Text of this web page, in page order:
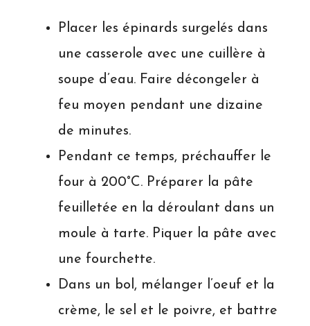
Placer les épinards surgelés dans
une casserole avec une cuillère à
soupe d’eau. Faire décongeler à
feu moyen pendant une dizaine
de minutes.
Pendant ce temps, préchauffer le
four à 200°C. Préparer la pâte
feuilletée en la déroulant dans un
moule à tarte. Piquer la pâte avec
une fourchette.
Dans un bol, mélanger l’oeuf et la
crème, le sel et le poivre, et battre